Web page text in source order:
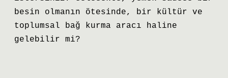
besin olmanın ötesinde, bir kültür ve
toplumsal bağ kurma aracı haline
gelebilir mi?